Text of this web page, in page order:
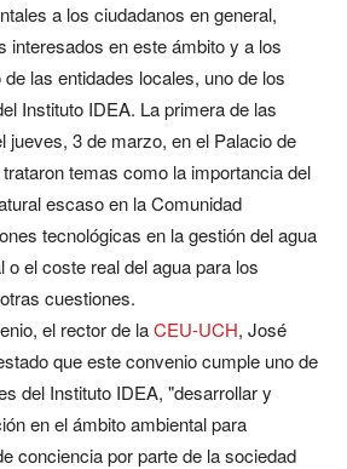
a los ciudadanos en general,
interesados en este ámbito y a los
las entidades locales, uno de los
Instituto IDEA. La primera de las
jueves, 3 de marzo, en el Palacio de
temas como la importancia del
escaso en la Comunidad
tecnológicas en la gestión del agua
o el coste real del agua para los
cuestiones.
el rector de laCEU-UCH, José
que este convenio cumple uno de
del Instituto IDEA, "desarrollar y
en el ámbito ambiental para
conciencia por parte de la sociedad